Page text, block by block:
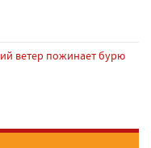
ветер пожинает бурю